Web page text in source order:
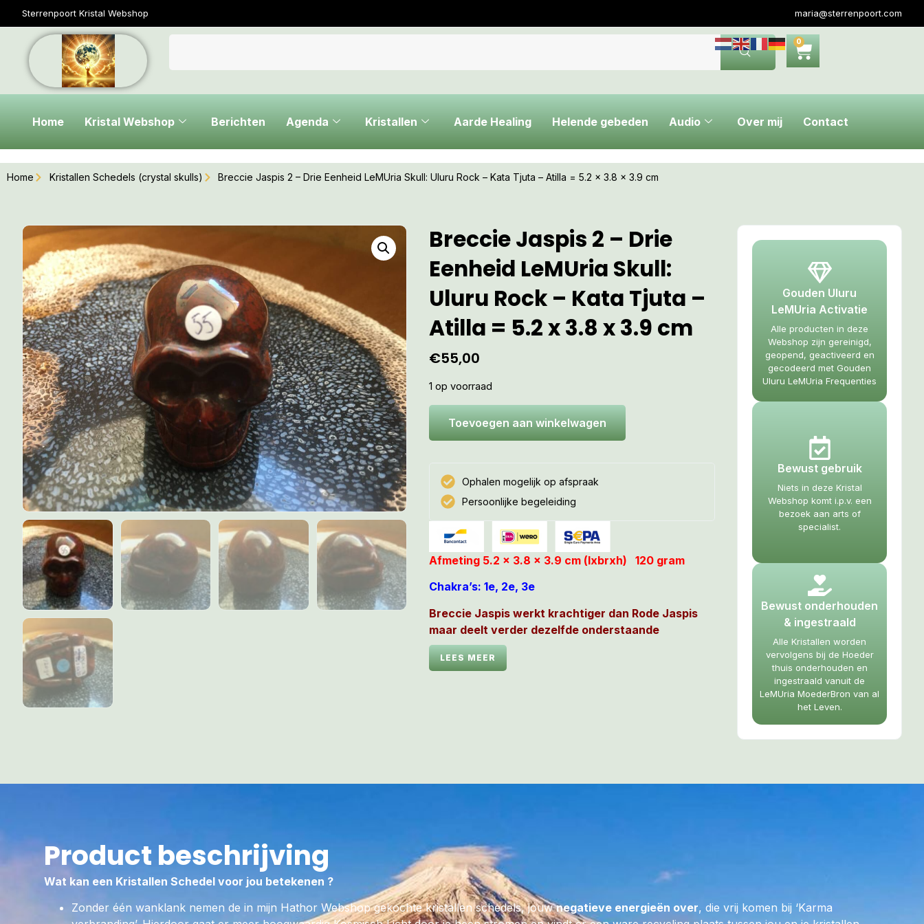
Sterrenpoort Kristal Webshop maria@sterrenpoort.com
0
Home Kristal Webshop Berichten Agenda Kristallen Aarde Healing Helende gebeden Audio Over mij Contact
Home Kristallen Schedels (crystal skulls) Breccie Jaspis 2 – Drie Eenheid LeMUria Skull: Uluru Rock – Kata Tjuta – Atilla = 5.2 x 3.8 x 3.9 cm
Breccie Jaspis 2 – Drie
Eenheid LeMUria Skull:
Uluru Rock – Kata Tjuta –
Atilla = 5.2 x 3.8 x 3.9 cm
€55,00
1 op voorraad
Toevoegen aan winkelwagen
Ophalen mogelijk op afspraak
Persoonlijke begeleiding
Afmeting 5.2 x 3.8 x 3.9 cm (lxbrxh) 120 gram
Chakra’s: 1e, 2e, 3e
Breccie Jaspis werkt krachtiger dan Rode Jaspis
maar deelt verder dezelfde onderstaande
eigenschappen en is hierdoor op unieke wijze een
wareDrie Eenheid Skull: Uluru Rock – Kata Tjuta –
t.b.v. van een regelrechte diepere afstemming op
ontwikkelen, beter leren opkomen voor jezelf en het
verlangen naar je roots zal op uitmuntende wijze in
de versteend hout LeMUria Domeinen gestild
worden onder de Drie Eenheid Rotsen in Centraal
Australië: Uluru Rock – Kata Tjuta – Atilla.
LEES MEER
Gouden Uluru
LeMUria Activatie
Alle producten in deze
Webshop zijn gereinigd,
geopend, geactiveerd en
gecodeerd met Gouden
Uluru LeMUria Frequenties
Bewust gebruik
Niets in deze Kristal
Webshop komt i.p.v. een
bezoek aan arts of
specialist.
Bewust onderhouden
& ingestraald
Alle Kristallen worden
vervolgens bij de Hoeder
thuis onderhouden en
ingestraald vanuit de
LeMUria MoederBron van al
het Leven.
Product beschrijving
Wat kan een Kristallen Schedel voor jou betekenen ?
Zonder één wanklank nemen de in mijn Hathor Webshop gekochte kristallen schedels, jouwnegatieve energieën over, die vrij komen bij ‘Karma